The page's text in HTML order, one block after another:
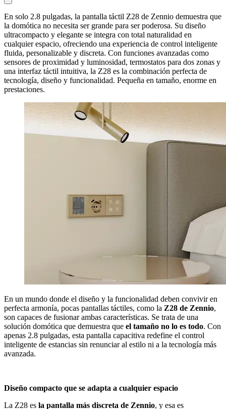
En solo 2.8 pulgadas, la pantalla táctil Z28 de Zennio demuestra que
la domótica no necesita ser grande para ser poderosa. Su diseño
ultracompacto y elegante se integra con total naturalidad en
cualquier espacio, ofreciendo una experiencia de control inteligente
fluida, personalizable y discreta. Con funciones avanzadas como
sensores de proximidad y luminosidad, termostatos para dos zonas y
una interfaz táctil intuitiva, la Z28 es la combinación perfecta de
tecnología, diseño y funcionalidad. Pequeña en tamaño, enorme en
prestaciones.
En un mundo donde el diseño y la funcionalidad deben convivir en
perfecta armonía, pocas pantallas táctiles, como la Z28 de Zennio,
son capaces de fusionar ambas características. Se trata de una
solución domótica que demuestra que el tamaño no lo es todo. Con
apenas 2.8 pulgadas, esta pantalla capacitiva redefine el control
inteligente de estancias sin renunciar al estilo ni a la tecnología más
avanzada.
Diseño compacto que se adapta a cualquier espacio
La Z28 es la pantalla más discreta de Zennio, y esa es